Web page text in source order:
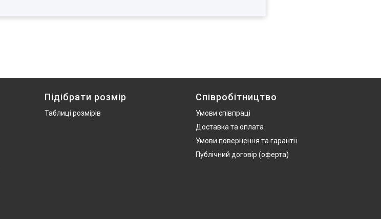
Підібрати розмір
Таблиці розмірів
Співробітництво
Умови співпраці
Доставка та оплата
Умови повернення та гарантії
Публічний договір (оферта)